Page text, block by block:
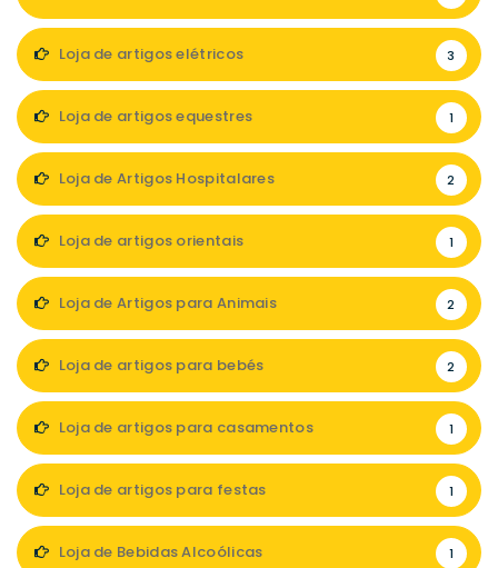
Loja de artigos elétricos 3
Loja de artigos equestres 1
Loja de Artigos Hospitalares 2
Loja de artigos orientais 1
Loja de Artigos para Animais 2
Loja de artigos para bebés 2
Loja de artigos para casamentos 1
Loja de artigos para festas 1
Loja de Bebidas Alcoólicas 1